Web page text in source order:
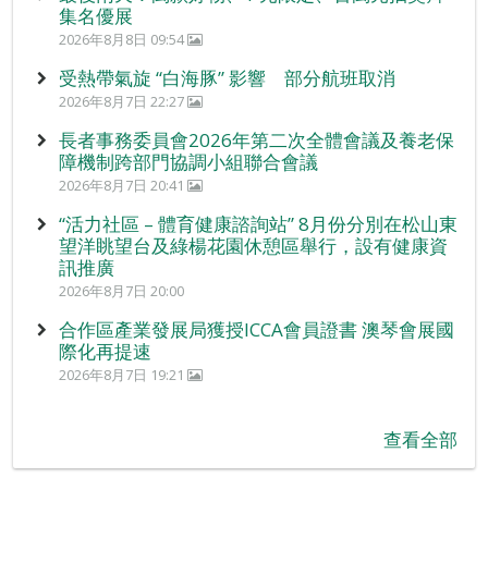
集名優展
2026年8月8日 09:54
受熱帶氣旋 “白海豚” 影響 部分航班取消
2026年8月7日 22:27
長者事務委員會2026年第二次全體會議及養老保
障機制跨部門協調小組聯合會議
2026年8月7日 20:41
“活力社區 – 體育健康諮詢站” 8月份分別在松山東
望洋眺望台及綠楊花園休憩區舉行，設有健康資
訊推廣
2026年8月7日 20:00
合作區產業發展局獲授ICCA會員證書 澳琴會展國
際化再提速
2026年8月7日 19:21
查看全部